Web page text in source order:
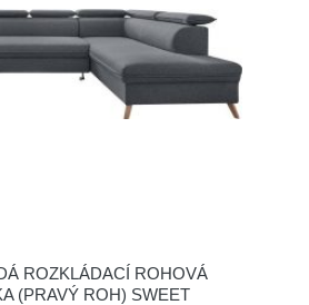
ROZKLÁDACÍ ROHOVÁ
(PRAVÝ ROH) SWEET